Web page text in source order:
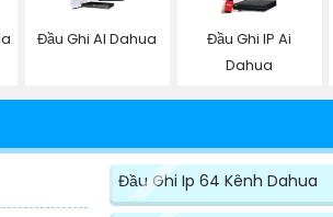
Đầu Ghi AI Dahua
Đầu Ghi IP Ai
Dahua
Đầu Ghi Ip 64 Kênh Dahua